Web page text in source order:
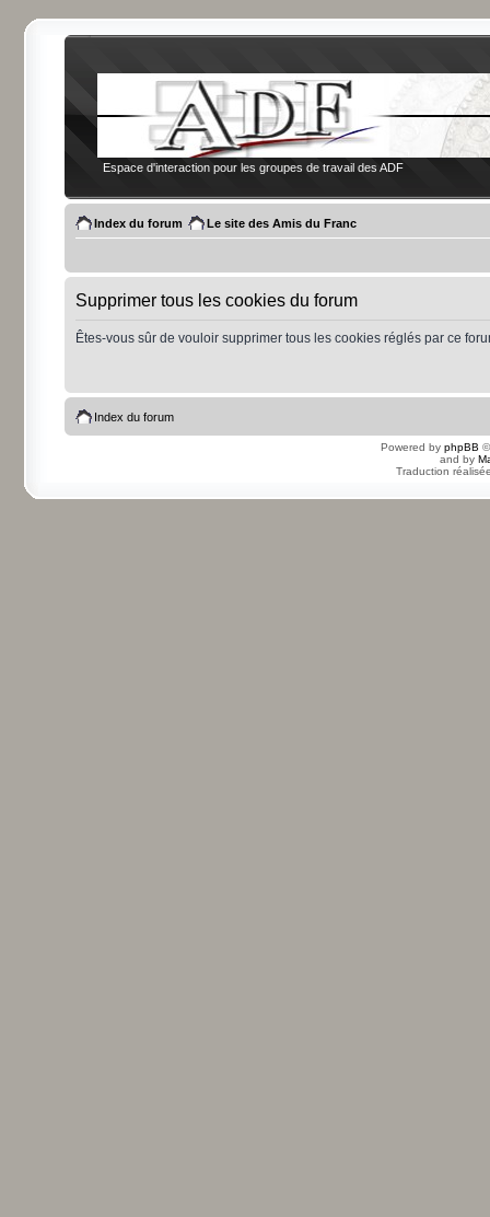
Espace d'interaction pour les groupes de travail des ADF
Index du forum Le site des Amis du Franc
Supprimer tous les cookies du forum
Êtes-vous sûr de vouloir supprimer tous les cookies réglés par ce
Index du forum
Powered by phpBB
and by
Traduction